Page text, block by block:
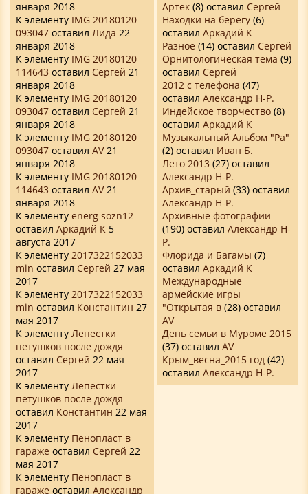
января 2018
К элементу IMG 20180120
093047 оставил Лида 22
января 2018
К элементу IMG 20180120
114643 оставил Сергей 21
января 2018
К элементу IMG 20180120
093047 оставил Сергей 21
января 2018
К элементу IMG 20180120
093047 оставил AV21
января 2018
К элементу IMG 20180120
114643 оставил AV21
января 2018
К элементу energ sozn12
оставил Аркадий К 5
августа 2017
К элементу 2017322152033
min оставил Сергей 27 мая
2017
К элементу 2017322152033
min оставил Константин 27
мая 2017
К элементу Лепестки
петушков после дождя
оставил Сергей 22 мая
2017
К элементу Лепестки
петушков после дождя
оставил Константин 22 мая
2017
К элементу Пенопласт в
гараже оставил Сергей 22
мая 2017
К элементу Пенопласт в
гараже оставил Александр
Артек (8) оставил Сергей
Находки на берегу (6)
оставилАркадий К
Разное (14) оставил Сергей
Орнитологическая тема (9)
оставил Сергей
2012 с телефона (47)
оставилАлександр Н-Р.
Индейское творчество (8)
оставилАркадий К
Музыкальный Альбом "Ра"
(2) оставил Иван Б.
Лето 2013 (27) оставил
Александр Н-Р.
Архив_старый (33) оставил
Александр Н-Р.
Архивные фотографии
(190) оставилАлександр Н-
Р.
Флорида и Багамы (7)
оставилАркадий К
Международные
армейские игры
"Открытая в (28) оставил
AV
День семьи в Муроме 2015
(37) оставилAV
Крым_весна_2015 год (42)
оставилАлександр Н-Р.